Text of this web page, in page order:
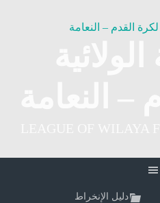
دليل الإنخراط